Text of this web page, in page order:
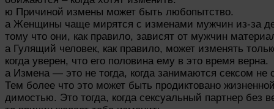
ю Причиной измены может быть любопытство.
а Женщины чаще мирятся с изменами мужчин из-за
тому что они, как правило, зависят от мужчин
а Гулящий человек, как правило, может изменять
когда уверен, что его половина ему в это время верна.
а Измена — это не тогда, когда занимаются сексом не
Тем более что это может быть продиктовано
димостью. Это тогда, когда сексуальный партнер без